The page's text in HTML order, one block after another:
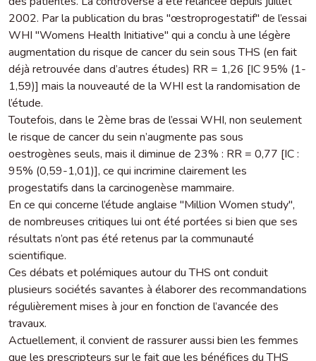
2002. Par la publication du bras "œstroprogestatif" de l’essai
WHI "Womens Health Initiative" qui a conclu à une légère
augmentation du risque de cancer du sein sous THS (en fait
déjà retrouvée dans d’autres études) RR = 1,26 [IC 95% (1-
1,59)] mais la nouveauté de la WHI est la randomisation de
l’étude.
Toutefois, dans le 2ème bras de l’essai WHI, non seulement
le risque de cancer du sein n’augmente pas sous
oestrogènes seuls, mais il diminue de 23% : RR = 0,77 [IC :
95% (0,59-1,01)], ce qui incrimine clairement les
progestatifs dans la carcinogenèse mammaire.
En ce qui concerne l’étude anglaise "Million Women study",
de nombreuses critiques lui ont été portées si bien que ses
résultats n’ont pas été retenus par la communauté
scientifique.
Ces débats et polémiques autour du THS ont conduit
plusieurs sociétés savantes à élaborer des recommandations
régulièrement mises à jour en fonction de l’avancée des
travaux.
Actuellement, il convient de rassurer aussi bien les femmes
que les prescripteurs sur le fait que les bénéfices du THS